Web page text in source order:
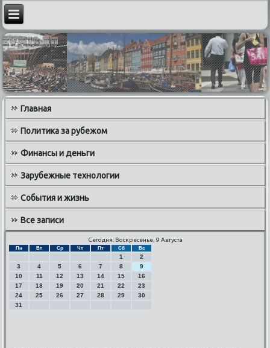
Главная
Политика за рубежом
Финансы и деньги
Зарубежные технологии
События и жизнь
Все записи
Сегодня: Воскресенье, 9 Августа
Пн Вт Ср Чт Пт Сб Вс
1
2
3
4 5 6 7 8
9
10
11 12 13 14 15
16
17
18 19 20 21 22
23
24
25 26 27 28 29
30
31